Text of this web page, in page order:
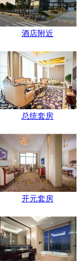
酒店附近
总统套房
开元套房